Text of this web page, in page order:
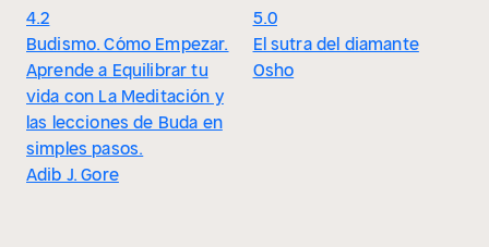
4.2
Budismo. Cómo Empezar.
Aprende a Equilibrar tu
vida con La Meditación y
las lecciones de Buda en
simples pasos.
Adib J. Gore
5.0
El sutra del diamante
Osho